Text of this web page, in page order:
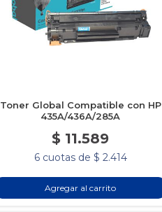
Toner Global Compatible con HP
435A/436A/285A
$ 11.589
6 cuotas de $ 2.414
Agregar al carrito